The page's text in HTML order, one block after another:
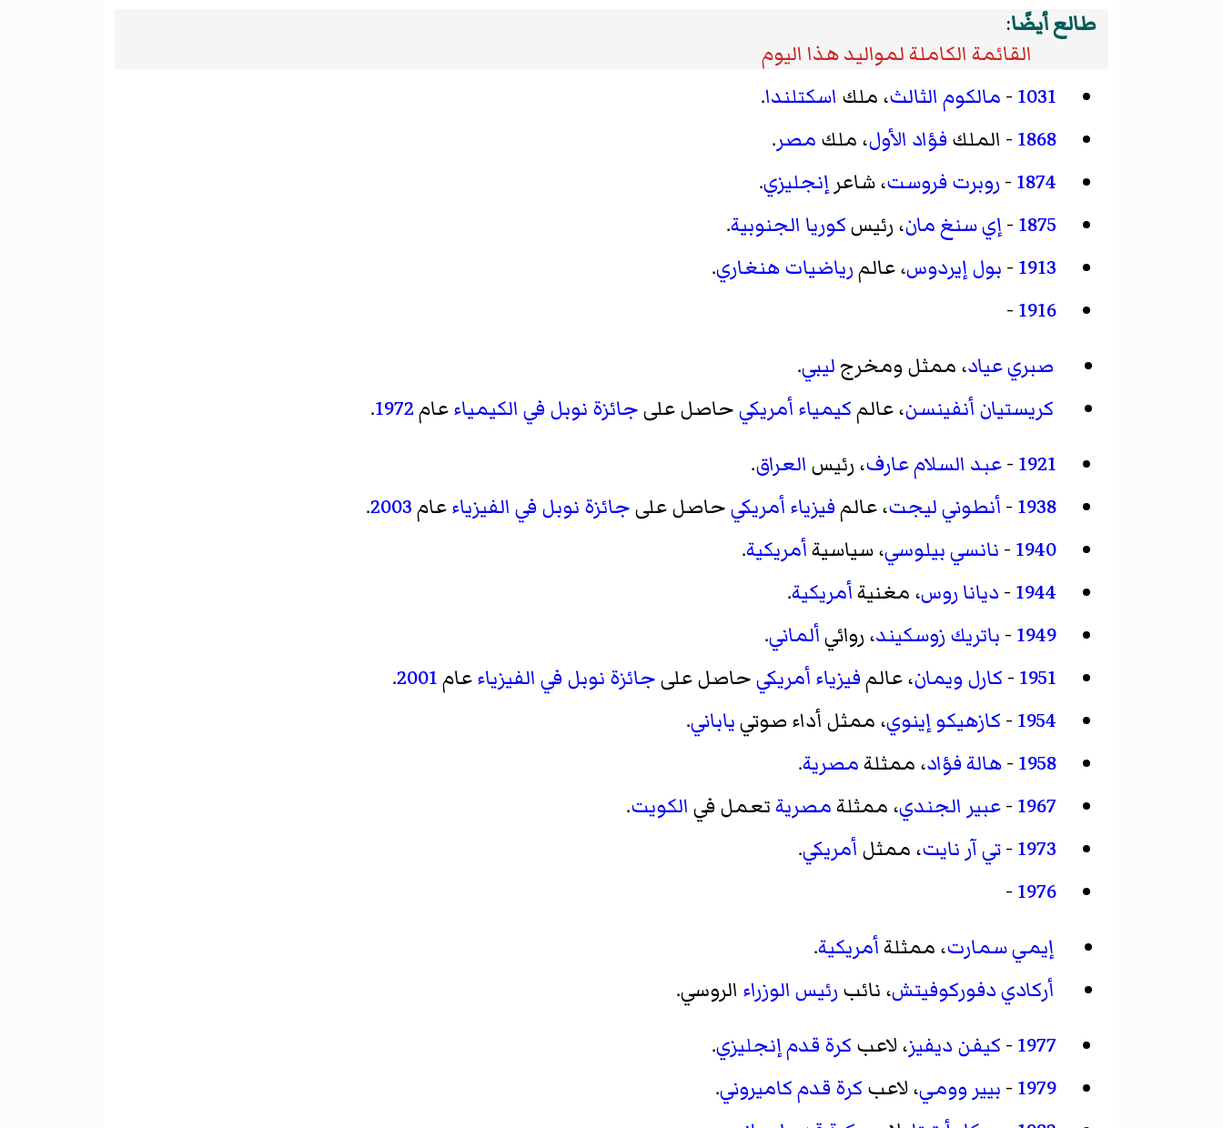
طالع أيضًا:
القائمة الكاملة لمواليد هذا اليوم
1031
- مالكوم الثالث، ملك اسكتلندا.
1868 - الملك فؤاد الأول، ملك مصر.
1874
- روبرت فروست، شاعرإنجليزي.
1875
-إي سنغ مان، رئيسكوريا الجنوبية.
1913
- بول إيردوس، عالمرياضياتهنغاري.
1916
-
صبري عياد، ممثل ومخرجليبي.
كريستيان أنفينسن، عالمكيمياء أمريكيحاصل علىجائزة نوبل في الكيمياءعام1972
.
1921
-عبد السلام عارف، رئيس العراق.
1938
- أنطوني ليجت، عالمفيزياء أمريكيحاصل علىجائزة نوبل في الفيزياءعام2003
.
1940
- نانسي بيلوسي، سياسيةأمريكية.
1944
- ديانا روس، مغنيةأمريكية.
1949
- باتريك زوسكيند، روائيألماني.
1951
- كارل ويمان، عالمفيزياء أمريكيحاصل علىجائزة نوبل في الفيزياءعام2001
.
1954
- كازهيكو إينوي، ممثل أداء صوتيياباني.
1958
-هالة فؤاد، ممثلةمصرية.
1967
-عبير الجندي، ممثلةمصريةتعمل في الكويت.
1973
-تي آر نايت، ممثل أمريكي.
1976
-
إيمي سمارت، ممثلةأمريكية.
أركادي دفوركوفيتش، نائب رئيس الوزراء الروسي.
1977
- كيفن ديفيز، لاعب كرة قدمإنجليزي.
1979
- بيير وومي، لاعب كرة قدمكاميروني.